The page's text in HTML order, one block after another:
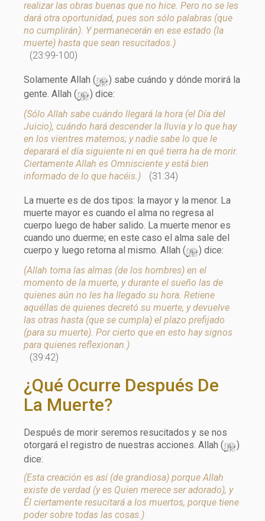
realizar las obras buenas que no hice. Pero no se les
dará otra oportunidad, pues son sólo palabras (que
no cumplirán). Y permanecerán en ese estado (la
muerte) hasta que sean resucitados.)
(23:99-100)
Solamente Allah (y) sabe cuándo y dónde morirá la
gente. Allah (y) dice:
(Sólo Allah sabe cuándo llegará la hora (el Día del
Juicio), cuándo hará descender la lluvia y lo que hay
en los vientres maternos; y nadie sabe lo que le
deparará el día siguiente ni en qué tierra ha de morir.
Ciertamente Allah es Omnisciente y está bien
informado de lo que hacéis.)
(31:34)
La muerte es de dos tipos: la mayor y la menor. La
muerte mayor es cuando el alma no regresa al
cuerpo luego de haber salido. La muerte menor es
cuando uno duerme; en este caso el alma sale del
cuerpo y luego retorna al mismo. Allah (y) dice:
(Allah toma las almas (de los hombres) en el
momento de la muerte, y durante el sueño las de
quienes aún no les ha llegado su hora. Retiene
aquéllas de quienes decretó su muerte, y devuelve
las otras hasta (que se cumpla) el plazo prefijado
(para su muerte). Por cierto que en esto hay signos
para quienes reflexionan.)
(39:42)
¿Qué Ocurre Después De
La Muerte?
Después de morir seremos resucitados y se nos
otorgará el registro de nuestras acciones. Allah (y)
dice:
(Esta creación es así (de grandiosa) porque Allah
existe de verdad (y es Quien merece ser adorado), y
Él ciertamente resucitará a los muertos, porque tiene
poder sobre todas las cosas.)